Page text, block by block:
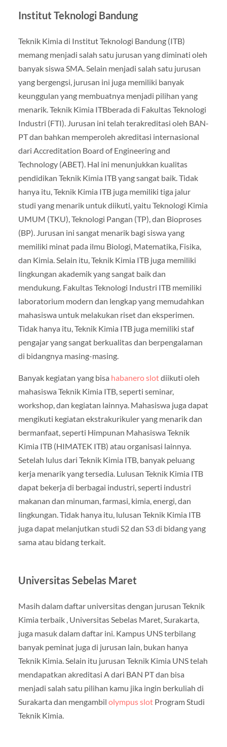
Institut Teknologi Bandung
Teknik Kimia di Institut Teknologi Bandung (ITB)
memang menjadi salah satu jurusan yang diminati oleh
banyak siswa SMA. Selain menjadi salah satu jurusan
yang bergengsi, jurusan ini juga memiliki banyak
keunggulan yang membuatnya menjadi pilihan yang
menarik. Teknik Kimia ITBberada di Fakultas Teknologi
Industri (FTI). Jurusan ini telah terakreditasi oleh BAN-
PT dan bahkan memperoleh akreditasi internasional
dari Accreditation Board of Engineering and
Technology (ABET). Hal ini menunjukkan kualitas
pendidikan Teknik Kimia ITB yang sangat baik. Tidak
hanya itu, Teknik Kimia ITB juga memiliki tiga jalur
studi yang menarik untuk diikuti, yaitu Teknologi Kimia
UMUM (TKU), Teknologi Pangan (TP), dan Bioproses
(BP). Jurusan ini sangat menarik bagi siswa yang
memiliki minat pada ilmu Biologi, Matematika, Fisika,
dan Kimia. Selain itu, Teknik Kimia ITB juga memiliki
lingkungan akademik yang sangat baik dan
mendukung. Fakultas Teknologi Industri ITB memiliki
laboratorium modern dan lengkap yang memudahkan
mahasiswa untuk melakukan riset dan eksperimen.
Tidak hanya itu, Teknik Kimia ITB juga memiliki staf
pengajar yang sangat berkualitas dan berpengalaman
di bidangnya masing-masing.
Banyak kegiatan yang bisa habanero slotdiikuti oleh
mahasiswa Teknik Kimia ITB, seperti seminar,
workshop, dan kegiatan lainnya. Mahasiswa juga dapat
mengikuti kegiatan ekstrakurikuler yang menarik dan
bermanfaat, seperti Himpunan Mahasiswa Teknik
Kimia ITB (HIMATEK ITB) atau organisasi lainnya.
Setelah lulus dari Teknik Kimia ITB, banyak peluang
kerja menarik yang tersedia. Lulusan Teknik Kimia ITB
dapat bekerja di berbagai industri, seperti industri
makanan dan minuman, farmasi, kimia, energi, dan
lingkungan. Tidak hanya itu, lulusan Teknik Kimia ITB
juga dapat melanjutkan studi S2 dan S3 di bidang yang
sama atau bidang terkait.
Universitas Sebelas Maret
Masih dalam daftar universitas dengan jurusan Teknik
Kimia terbaik , Universitas Sebelas Maret, Surakarta,
juga masuk dalam daftar ini. Kampus UNS terbilang
banyak peminat juga di jurusan lain, bukan hanya
Teknik Kimia. Selain itu jurusan Teknik Kimia UNS telah
mendapatkan akreditasi A dari BAN PT dan bisa
menjadi salah satu pilihan kamu jika ingin berkuliah di
Surakarta dan mengambil olympus slotProgram Studi
Teknik Kimia.